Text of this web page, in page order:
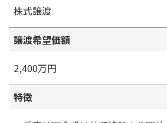
株式譲渡
譲渡希望価額
2,400万円
特徴